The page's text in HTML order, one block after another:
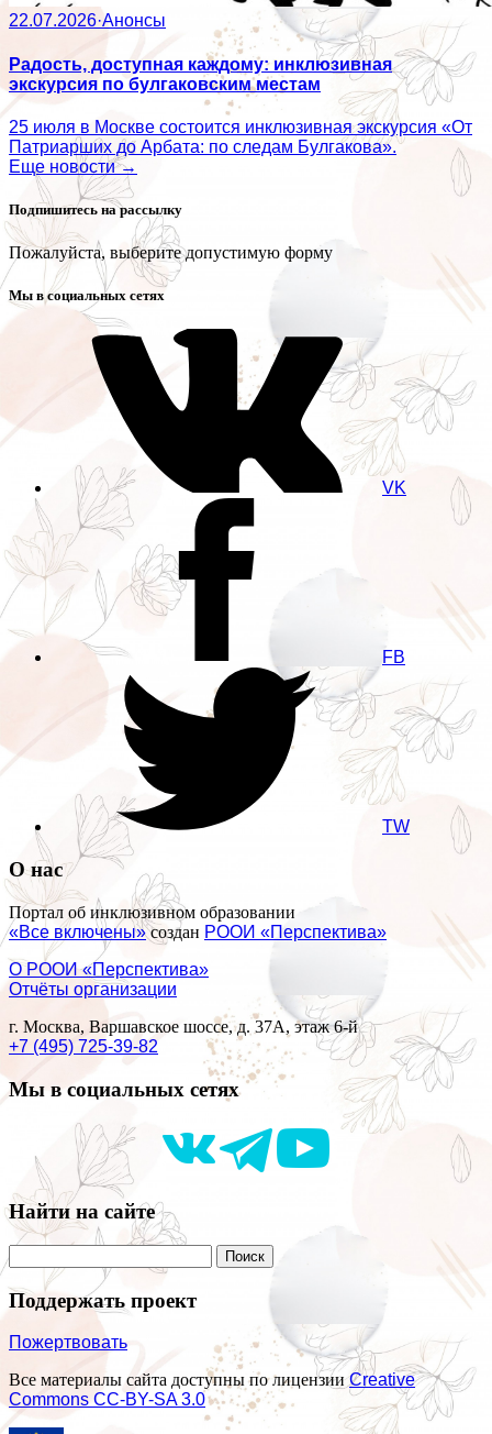
22.07.2026·Анонсы
Радость, доступная каждому: инклюзивная
экскурсия по булгаковским местам
25 июля в Москве состоится инклюзивная экскурсия «От
Патриарших до Арбата: по следам Булгакова».
Еще новости →
Подпишитесь на рассылку
Пожалуйста, выберите допустимую форму
Мы в социальных сетях
VK
FB
TW
О нас
Портал об инклюзивном образовании
«Все включены»создан РООИ «Перспектива»
О РООИ «Перспектива»
Отчёты организации
г. Москва, Варшавское шоссе, д. 37А, этаж 6-й
+7 (495) 725-39-82
Мы в социальных сетях
Найти на сайте
Поддержать проект
Пожертвовать
Все материалы сайта доступны по лицензииCreative
Commons СС-BY-SA 3.0